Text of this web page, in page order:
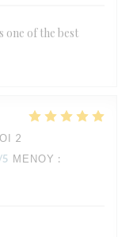
one of the best
2
/5 ΜΕΝΟΎ :